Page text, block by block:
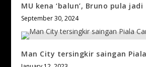
MU kena ‘balun’, Bruno pula
September 30, 2024
Man City tersingkir saingan